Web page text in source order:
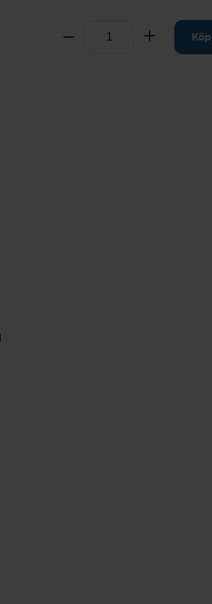
Ta bort Lägg tillKöp